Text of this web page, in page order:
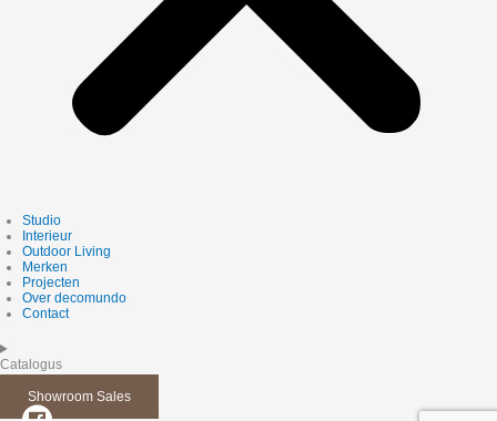
Studio
Interieur
Outdoor Living
Merken
Projecten
Over decomundo
Contact
Catalogus
Showroom Sales